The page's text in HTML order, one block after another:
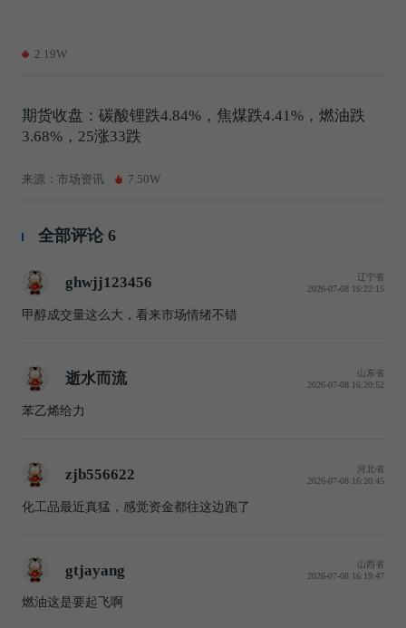
2.19W
期货收盘：碳酸锂跌4.84%，焦煤跌4.41%，燃油跌
3.68%，25涨33跌
来源：市场资讯 7.50W
全部评论 6
ghwjj123456
辽宁省
2026-07-08 16:22:15
甲醇成交量这么大，看来市场情绪不错
逝水而流
山东省
2026-07-08 16:20:52
苯乙烯给力
zjb556622
河北省
2026-07-08 16:20:45
化工品最近真猛，感觉资金都往这边跑了
gtjayang
山西省
2026-07-08 16:19:47
燃油这是要起飞啊